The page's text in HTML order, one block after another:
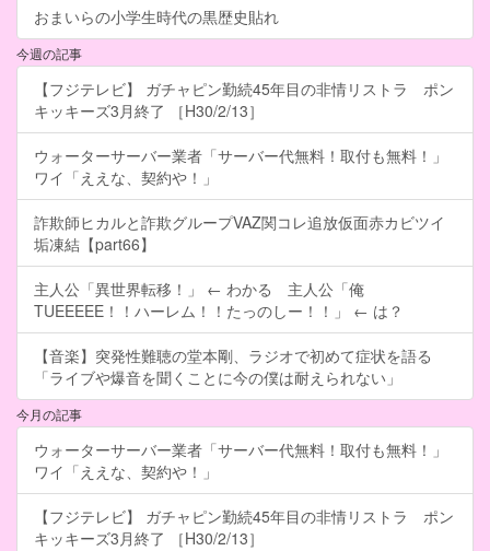
おまいらの小学生時代の黒歴史貼れ
今週の記事
【フジテレビ】 ガチャピン勤続45年目の非情リストラ ポン
キッキーズ3月終了 ［H30/2/13］
ウォーターサーバー業者「サーバー代無料！取付も無料！」
ワイ「ええな、契約や！」
詐欺師ヒカルと詐欺グループVAZ関コレ追放仮面赤カビツイ
垢凍結【part66】
主人公「異世界転移！」 ← わかる 主人公「俺
TUEEEEE！！ハーレム！！たっのしー！！」 ← は？
【音楽】突発性難聴の堂本剛、ラジオで初めて症状を語る
「ライブや爆音を聞くことに今の僕は耐えられない」
今月の記事
ウォーターサーバー業者「サーバー代無料！取付も無料！」
ワイ「ええな、契約や！」
【フジテレビ】 ガチャピン勤続45年目の非情リストラ ポン
キッキーズ3月終了 ［H30/2/13］